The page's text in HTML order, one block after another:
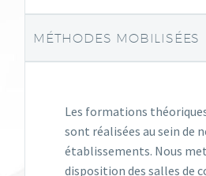
MÉTHODES MOBILISÉES
Les formations
sont réalisées au sein de
établissements. Nous
disposition des salles de